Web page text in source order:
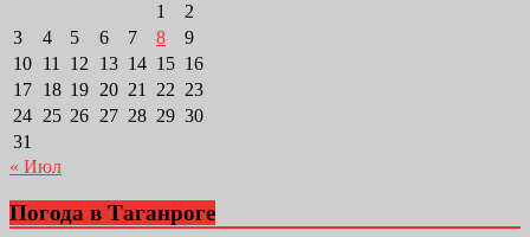
1
2
3
4 5 6 7 8
9
10 11 12 13 14 15 16
17 18 19 20 21 22 23
24 25 26 27 28 29 30
31
« Июл
Погода в Таганроге